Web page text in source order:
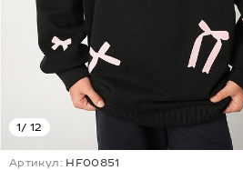
1/ 12
Артикул: HF00851